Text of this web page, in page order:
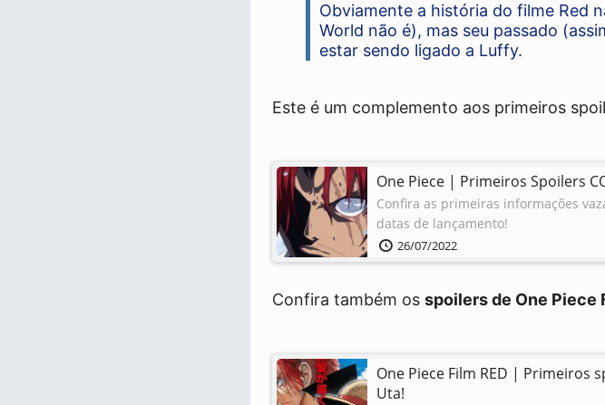
Obviamente a história do filme Red
World não é), mas seu passado
estar sendo ligado a Luffy.
Este é um complemento aos primeiros
One Piece | Primeiros Spoilers
Confira as primeiras informações
datas de lançamento!
26/07/2022
Confira também os spoilers de One Piece
One Piece Film RED | Primeiros
Uta!